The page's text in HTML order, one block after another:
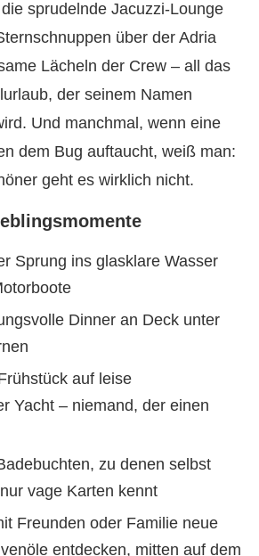
sprudelnde Jacuzzi-Lounge
über der Adria
Lächeln der Crew – all das
der seinem Namen
Und manchmal, wenn eine
dem Bug auftaucht, weiß man:
geht es wirklich nicht.
Sprung ins glasklare Wasser
Dinner an Deck unter
auf leise
Yacht – niemand, der einen
zu denen selbst
vage Karten kennt
Freunden oder Familie neue
entdecken, mitten auf dem